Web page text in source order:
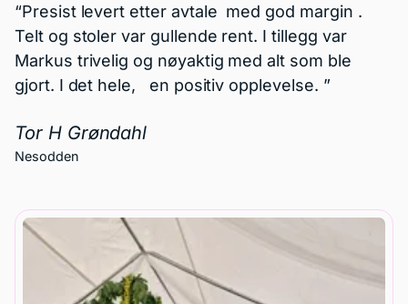
Fantastisk service – anbefales på det
sterkeste!
Vi leide telt, klappbenk og klappstoler fra
EventPro, og kunne ikke vært mer fornøyde! De
hentet utstyret dagen etter. Superrask på svar
og veldig hyggelig å forholde seg til. Alt gikk
på det varmeste – vi kommer garantert til å
kontakte de igjen ved neste anledning!
Mariam Sharifi